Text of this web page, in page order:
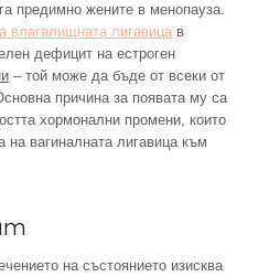
предимно жените в менопауза.
влагалищната лигавица в
дефицит на естроген
– той може да бъде от всеки от
причина за появата му са
хормонални промени, които
на вагиналната лигавица към
на състоянието изисква